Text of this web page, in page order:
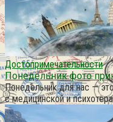
Достопримечательности
Понедельник фото
Понедельник для нас —
с медицинской и